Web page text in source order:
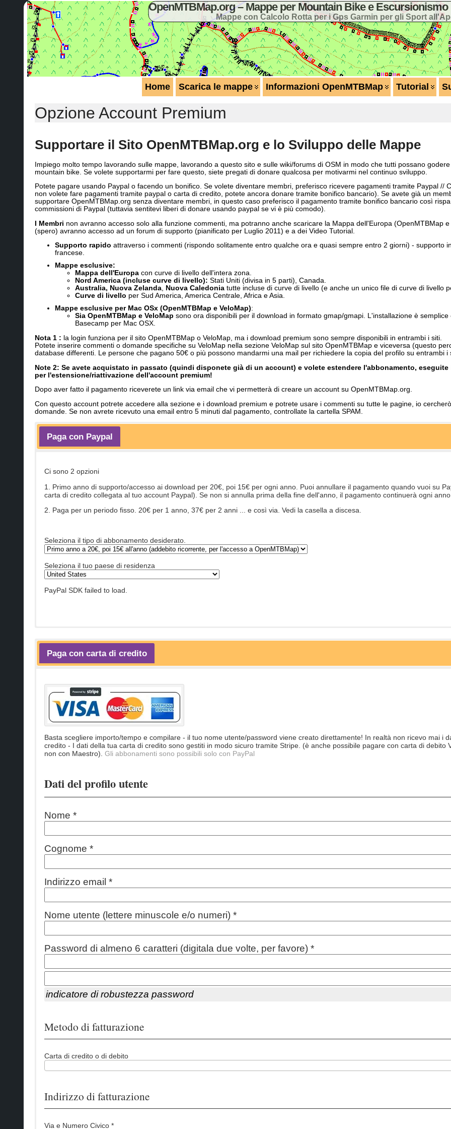
OpenMTBMap.org – Mappe per Mountain Bike e Escursionismo
Mappe con Calcolo Rotta per i Gps Garmin per gli Sport
Home Scarica le mappe Informazioni OpenMTBMap Tutorial
Opzione Account Premium
Supportare il Sito OpenMTBMap.org e lo Sviluppo delle Mappe
Impiego molto tempo lavorando sulle mappe, lavorando a questo sito e sulle wiki/forums di OSM in modo che tutti possano
mountain bike. Se volete supportarmi per fare questo, siete pregati di donare qualcosa per motivarmi nel continuo sviluppo.
Potete pagare usando Paypal o facendo un bonifico. Se volete diventare membri, preferisco ricevere pagamenti tramite Paypal //
non volete fare pagamenti tramite paypal o carta di credito, potete ancora donare tramite bonifico bancario). Se avete già un
supportare OpenMTBMap.org senza diventare membri, in questo caso preferisco il pagamento tramite bonifico bancario così
commissioni di Paypal (tuttavia sentitevi liberi di donare usando paypal se vi è più comodo).
I Membri non avranno accesso solo alla funzione commenti, ma potranno anche scaricare la Mappa dell'Europa (OpenMTBMap
(spero) avranno accesso ad un forum di supporto (pianificato per Luglio 2011) e a dei Video Tutorial.
Supporto rapido attraverso i commenti (rispondo solitamente entro qualche ora e quasi sempre entro 2 giorni) - supporto
francese.
Mappe esclusive:
Mappa dell'Europa con curve di livello dell'intera zona.
Nord America (incluse curve di livello): Stati Uniti (divisa in 5 parti), Canada.
Australia, Nuova Zelanda, Nuova Caledonia tutte incluse di curve di livello (e anche un unico file di curve di livello
Curve di livello per Sud America, America Centrale, Africa e Asia.
Mappe esclusive per Mac OSx (OpenMTBMap e VeloMap):
Sia OpenMTBMap e VeloMap sono ora disponibili per il download in formato gmap/gmapi. L'installazione è
Basecamp per Mac OSX.
Nota 1 : la login funziona per il sito OpenMTBMap o VeloMap, ma i download premium sono sempre disponibili in entrambi i siti.
Potete inserire commenti o domande specifiche su VeloMap nella sezione VeloMap sul sito OpenMTBMap e viceversa (questo
database differenti. Le persone che pagano 50€ o più possono mandarmi una mail per richiedere la copia del profilo su entrambi i
Note 2: Se avete acquistato in passato (quindi disponete già di un account) e volete estendere l'abbonamento,
per l'estensione/riattivazione dell'account premium!
Dopo aver fatto il pagamento riceverete un link via email che vi permetterà di creare un account su OpenMTBMap.org.
Con questo account potrete accedere alla sezione e i download premium e potrete usare i commenti su tutte le pagine, io
domande. Se non avrete ricevuto una email entro 5 minuti dal pagamento, controllate la cartella SPAM.
Paga con Paypal
Ci sono 2 opzioni
1. Primo anno di supporto/accesso ai download per 20€, poi 15€ per ogni anno. Puoi annullare il pagamento quando vuoi su
carta di credito collegata al tuo account Paypal). Se non si annulla prima della fine dell'anno, il pagamento continuerà ogni
2. Paga per un periodo fisso. 20€ per 1 anno, 37€ per 2 anni ... e così via. Vedi la casella a discesa.
Seleziona il tipo di abbonamento desiderato.
Seleziona il tuo paese di residenza
PayPal SDK failed to load.
Paga con carta di credito
Basta scegliere importo/tempo e compilare - il tuo nome utente/password viene creato direttamente! In realtà non ricevo mai i
credito - I dati della tua carta di credito sono gestiti in modo sicuro tramite Stripe. (è anche possibile pagare con carta di debito
non con Maestro). Gli abbonamenti sono possibili solo con PayPal
Dati del profilo utente
Nome *
Cognome *
Indirizzo email *
Nome utente (lettere minuscole e/o numeri) *
Password di almeno 6 caratteri (digitala due volte, per favore) *
indicatore di robustezza password
Metodo di fatturazione
Carta di credito o di debito
Indirizzo di fatturazione
Via e Numero Civico *